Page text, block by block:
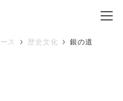
ス 歴史文化 銀の道